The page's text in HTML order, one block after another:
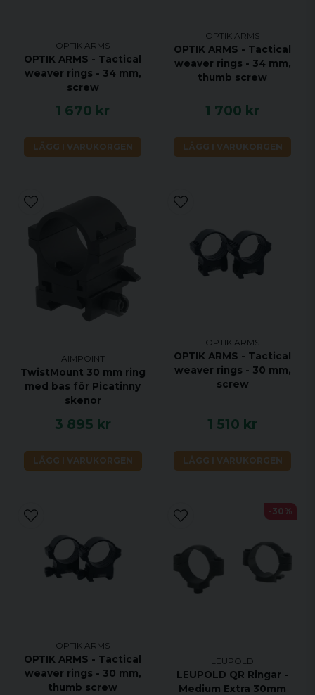
OPTIK ARMS
OPTIK ARMS - Tactical
weaver rings - 34 mm,
screw
1 670 kr
LÄGG I VARUKORGEN
OPTIK ARMS
OPTIK ARMS - Tactical
weaver rings - 34 mm,
thumb screw
1 700 kr
LÄGG I VARUKORGEN
AIMPOINT
TwistMount 30 mm ring
med bas för Picatinny
skenor
3 895 kr
LÄGG I VARUKORGEN
OPTIK ARMS
OPTIK ARMS - Tactical
weaver rings - 30 mm,
screw
1 510 kr
LÄGG I VARUKORGEN
OPTIK ARMS
OPTIK ARMS - Tactical
weaver rings - 30 mm,
thumb screw
LEUPOLD
LEUPOLD QR Ringar -
Medium Extra 30mm
-30%